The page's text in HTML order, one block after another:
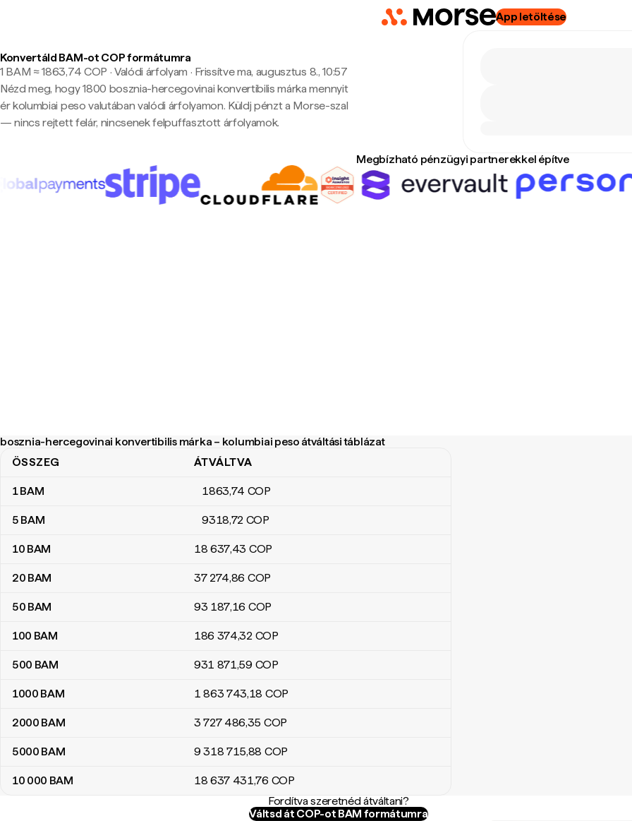
App letöltése
Konvertáld BAM-ot COP formátumra
1 BAM ≈ 1863,74 COP · Valódi árfolyam · Frissítve ma, augusztus 8., 10:57
Nézd meg, hogy 1800 bosznia-hercegovinai konvertibilis márka mennyit
ér kolumbiai peso valutában valódi árfolyamon. Küldj pénzt a Morse-szal
— nincs rejtett felár, nincsenek felpuffasztott árfolyamok.
Megbízható pénzügyi partnerekkel építve
bosznia-hercegovinai konvertibilis márka – kolumbiai peso átváltási táblázat
bosznia-hercegovinai konvertibilis márka – kolumbiai peso átváltási táblázat
ÖSSZEG ÁTVÁLTVA
1BAM 1863,74 COP
5 BAM 9318,72 COP
10 BAM 18 637,43 COP
20 BAM 37 274,86 COP
50 BAM 93 187,16 COP
100 BAM 186 374,32 COP
500 BAM 931 871,59 COP
1000 BAM 1 863 743,18 COP
2000 BAM 3 727 486,35 COP
5000 BAM 9 318 715,88 COP
10 000 BAM 18 637 431,76 COP
Fordítva szeretnéd átváltani?
Váltsd át COP-ot BAM formátumra